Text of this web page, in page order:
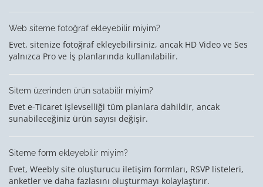
Web siteme fotoğraf ekleyebilir miyim?
Evet, sitenize fotoğraf ekleyebilirsiniz, ancak HD Video ve Ses
yalnızca Pro ve İş planlarında kullanılabilir.
Sitem üzerinden ürün satabilir miyim?
Evet e-Ticaret işlevselliği tüm planlara dahildir, ancak
sunabileceğiniz ürün sayısı değişir.
Siteme form ekleyebilir miyim?
Evet, Weebly site oluşturucu iletişim formları, RSVP listeleri,
anketler ve daha fazlasını oluşturmayı kolaylaştırır.